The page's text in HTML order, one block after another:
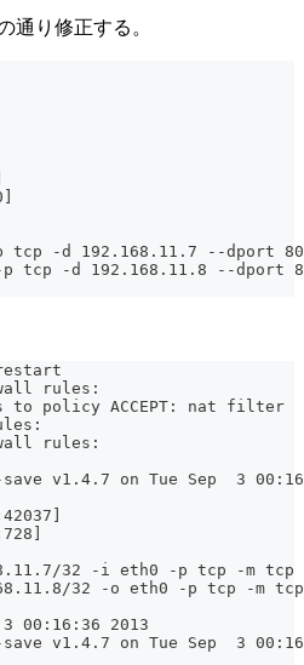
通り修正する。
-p tcp -d 192.168.11.7 --dport
-p tcp -d 192.168.11.8 --
rules:
to policy ACCEPT: nat
rules:
v1.4.7 on Tue Sep  3
32 -i eth0 -p tcp -m
32 -o eth0 -p tcp -m
00:16:36 2013
v1.4.7 on Tue Sep  3